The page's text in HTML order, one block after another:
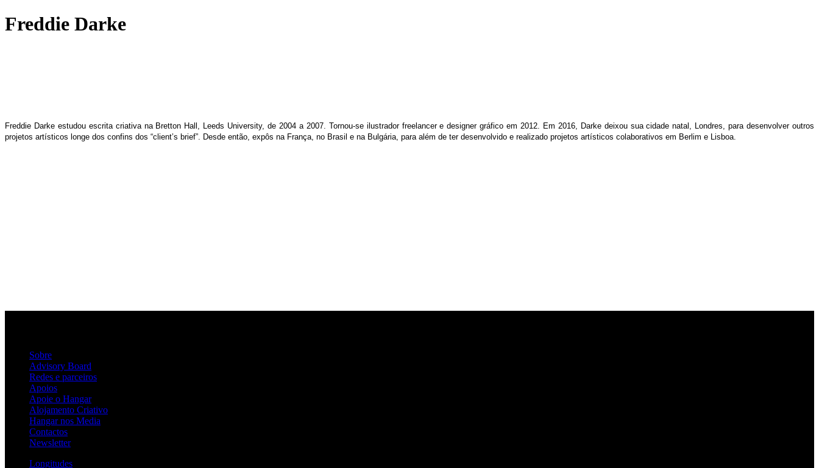
Freddie Darke
Freddie Darke estudou escrita criativa na Bretton Hall, Leeds University, de 2004 a 2007. Tornou-se ilustrador freelancer e designer gráfico em 2012. Em 2016, Darke deixou sua cidade natal, Londres, para desenvolver outros
projetos artísticos longe dos confins dos “client’s brief”. Desde então, expôs na França, no Brasil e na Bulgária, para além de ter desenvolvido e realizado projetos artísticos colaborativos em Berlim e Lisboa.
Sobre
Advisory Board
Redes e parceiros
Apoios
Apoie o Hangar
Alojamento Criativo
Hangar nos Media
Contactos
Newsletter
Longitudes